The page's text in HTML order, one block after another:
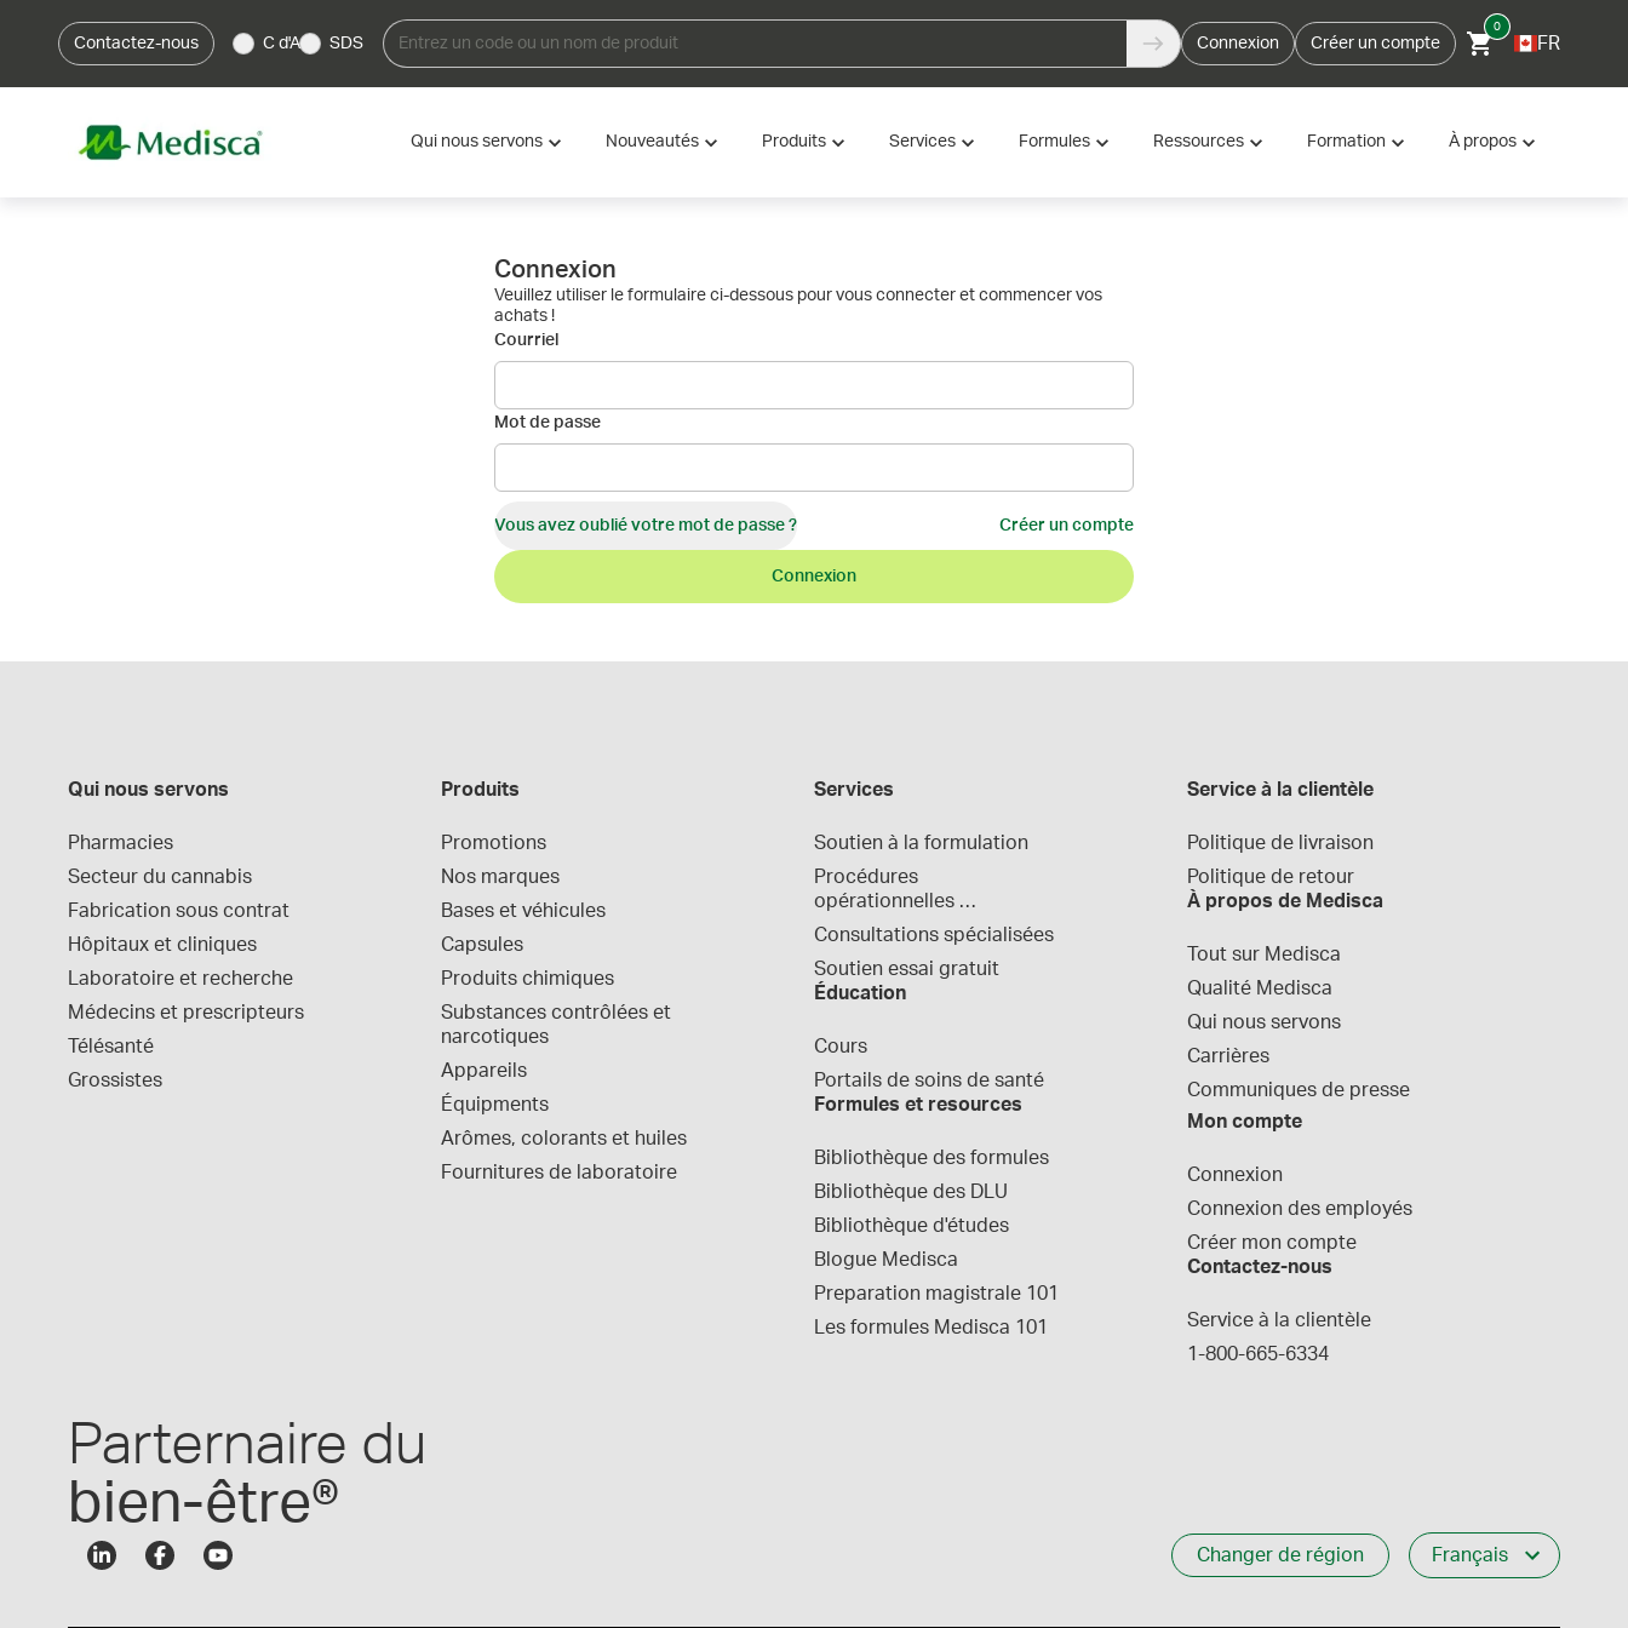
Contactez-nous C d'A SDS Connexion Créer un compte
0
FR
Qui nous servons Nouveautés Produits Services Formules Ressources Formation À propos
Connexion
Veuillez utiliser le formulaire ci-dessous pour vous connecter et commencer vos
achats !
Courriel
Mot de passe
Vous avez oublié votre mot de passe ? Créer un compte
Connexion
Qui nous servons
Pharmacies
Secteur du cannabis
Fabrication sous contrat
Hôpitaux et cliniques
Laboratoire et recherche
Médecins et prescripteurs
Télésanté
Grossistes
Produits
Promotions
Nos marques
Bases et véhicules
Capsules
Produits chimiques
Substances contrôlées et
narcotiques
Appareils
Équipments
Arômes, colorants et huiles
Fournitures de laboratoire
Services
Soutien à la formulation
Procédures
opérationnelles
normalisées
Consultations spécialisées
Soutien essai gratuit
Éducation
Cours
Portails de soins de santé
Formules et resources
Bibliothèque des formules
Bibliothèque des DLU
Bibliothèque d'études
Blogue Medisca
Preparation magistrale 101
Les formules Medisca 101
Service à la clientèle
Politique de livraison
Politique de retour
À propos de Medisca
Tout sur Medisca
Qualité Medisca
Qui nous servons
Carrières
Communiques de presse
Mon compte
Connexion
Connexion des employés
Créer mon compte
Contactez-nous
Service à la clientèle
1-800-665-6334
Parternaire du
bien-être®
Changer de région Français